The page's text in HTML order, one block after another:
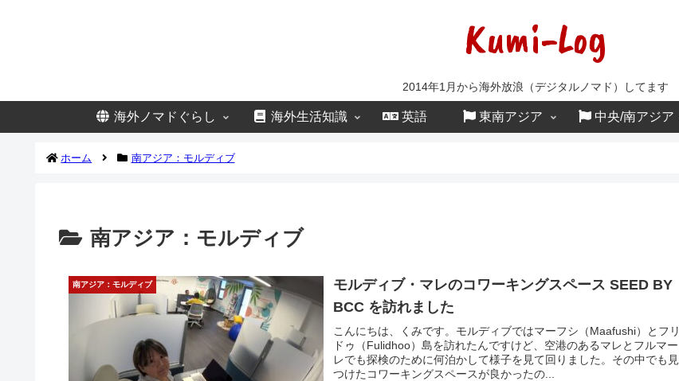
Kumi-Log
2014年1月から海外放浪（デジタルノマド）してます
海外ノマドぐらし 海外生活知識 英語 東南アジア 中央/南アジア
ホーム 南アジア：モルディブ
南アジア：モルディブ
南アジア：モルディブ
モルディブ・マレのコワーキングスペース SEED BY
BCC を訪れました
こんにちは、くみです。モルディブではマーフシ（Maafushi）とフリ
ドゥ（Fulidhoo）島を訪れたんですけど、空港のあるマレとフルマー
レでも探検のために何泊かして様子を見て回りました。その中でも見
つけたコワーキングスペースが良かったの...